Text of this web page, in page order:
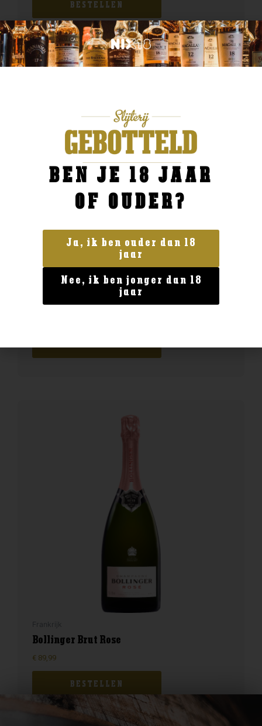
BESTELLEN
Farina Bardolino Rosso
Bollinger Brut Rose
€ 89,99
BESTELLEN
BEN JE 18 JAAR
OF OUDER?
Ja, ik ben ouder dan 18
jaar
Nee, ik ben jonger dan 18
jaar